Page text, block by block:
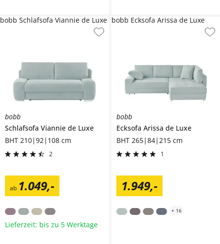
bobb
Schlafsofa Viannie de Luxe
BHT 210|92|108 cm
2
ab 1.049,-
bobb Schlafsofa Viannie de Luxe
Lieferzeit: bis zu 5 Werktage
bobb
Ecksofa Arissa de Luxe
BHT 265|84|215 cm
1
1.949,-
bobb Ecksofa Arissa de Luxe
+ 16